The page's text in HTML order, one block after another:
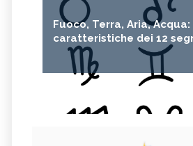
Fuoco, Terra, Aria, Acqua:
caratteristiche dei 12